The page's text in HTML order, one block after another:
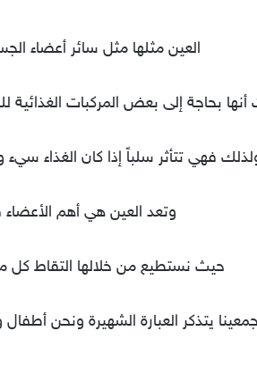
العين مثلها مثل سائر أعضاء
بحاجة إلى بعض المركبات الغذائية
فهي تتأثر سلباً إذا كان الغذاء سيء
وتعد العين هي أهم
حيث نستطيع من خلالها التقاط كل
يتذكر العبارة الشهيرة ونحن